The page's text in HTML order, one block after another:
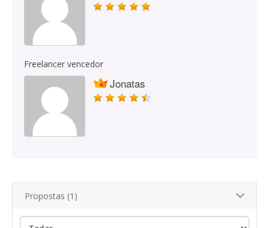
Freelancer vencedor
Jonatas
Propostas (1)